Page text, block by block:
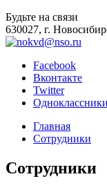
Будьте на связи
630027, г.
Facebook
Вконтакте
Twitter
Одноклассники
Главная
Сотрудники
Сотрудники